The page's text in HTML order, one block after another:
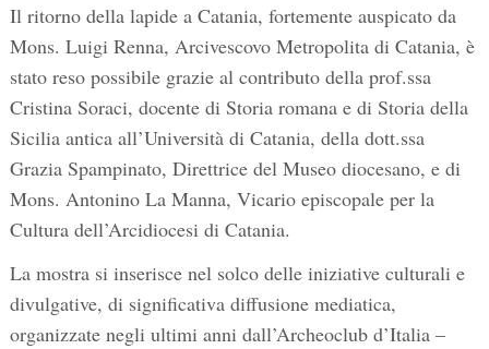
Il ritorno della lapide a Catania, fortemente auspicato da
Mons. Luigi Renna, Arcivescovo Metropolita di Catania, è
stato reso possibile grazie al contributo della prof.ssa
Cristina Soraci, docente di Storia romana e di Storia della
Sicilia antica all’Università di Catania, della dott.ssa
Grazia Spampinato, Direttrice del Museo diocesano, e di
Mons. Antonino La Manna, Vicario episcopale per la
Cultura dell’Arcidiocesi di Catania.
La mostra si inserisce nel solco delle iniziative culturali e
divulgative, di significativa diffusione mediatica,
organizzate negli ultimi anni dall’Archeoclub d’Italia –